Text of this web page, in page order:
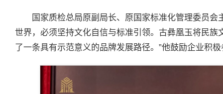
国家质检总局原副局长、原国家标准化管理委员
世界，必须坚持文化自信与标准引领。古彝凰玉将民
了一条具有示范意义的品牌发展路径。”他鼓励企业积